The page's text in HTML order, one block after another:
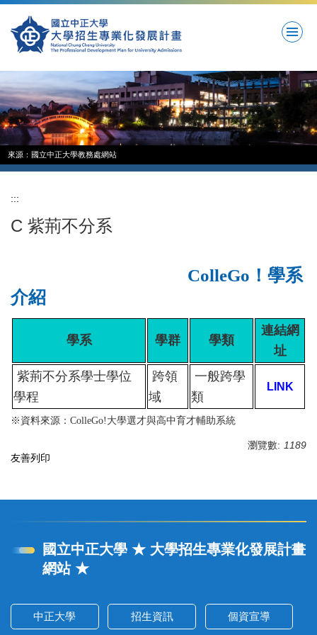
主
內
容
區
來源：國立中正大學教務處網站
:::
C 紫荊不分系
ColleGo！學系
介紹
學系 學群 學類
連結網
址
紫荊不分系學士學位
學程
跨領
域
一般跨學
類
LINK
※資料來源：ColleGo!大學選才與高中育才輔助系統
瀏覽數: 1189
友善列印
國立中正大學 ★ 大學招生專業化發展計畫
網站 ★
中正大學 招生資訊 個資宣導